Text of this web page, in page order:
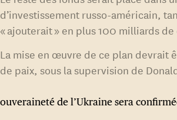
d’investissement russo-américain,
« ajouterait » en plus 100 milliards
La mise en œuvre de ce plan devrait
de paix, sous la supervision de
de l’Ukraine sera